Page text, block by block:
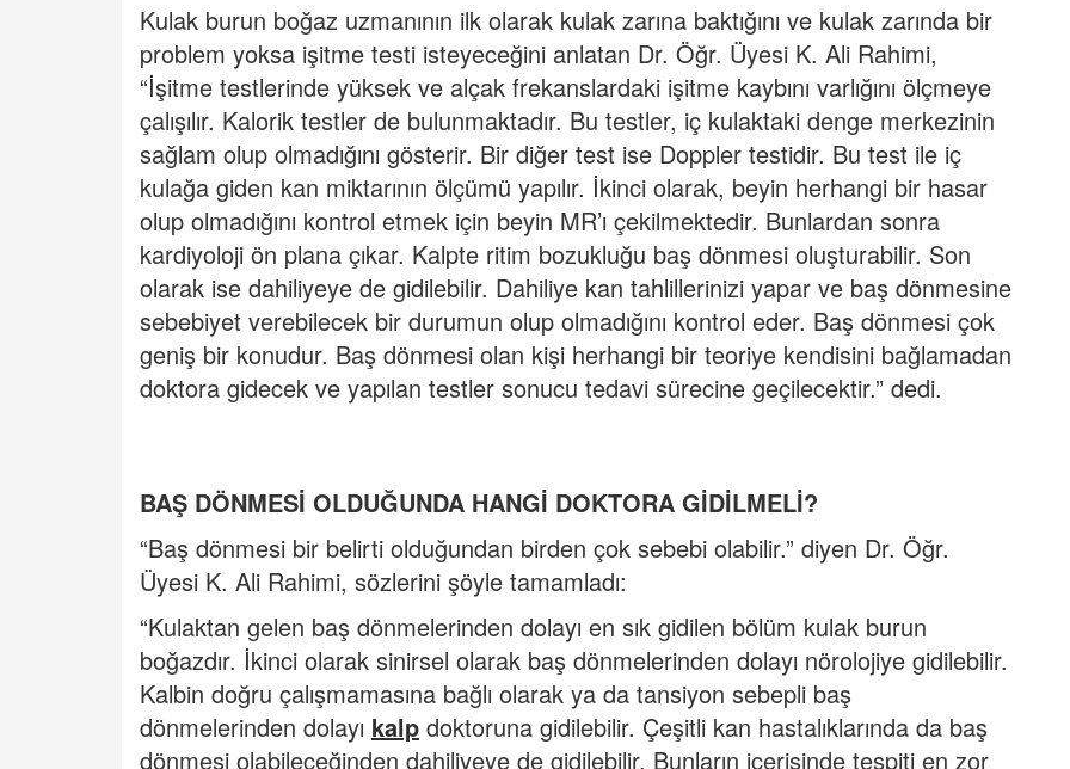
Kulak burun boğaz uzmanının ilk olarak kulak zarına baktığını ve kulak zarında bir
problem yoksa işitme testi isteyeceğini anlatan Dr. Öğr. Üyesi K. Ali Rahimi,
“İşitme testlerinde yüksek ve alçak frekanslardaki işitme kaybını varlığını ölçmeye
çalışılır. Kalorik testler de bulunmaktadır. Bu testler, iç kulaktaki denge merkezinin
sağlam olup olmadığını gösterir. Bir diğer test ise Doppler testidir. Bu test ile iç
kulağa giden kan miktarının ölçümü yapılır. İkinci olarak, beyin herhangi bir hasar
olup olmadığını kontrol etmek için beyin MR’ı çekilmektedir. Bunlardan sonra
kardiyoloji ön plana çıkar. Kalpte ritim bozukluğu baş dönmesi oluşturabilir. Son
olarak ise dahiliyeye de gidilebilir. Dahiliye kan tahlillerinizi yapar ve baş dönmesine
sebebiyet verebilecek bir durumun olup olmadığını kontrol eder. Baş dönmesi çok
geniş bir konudur. Baş dönmesi olan kişi herhangi bir teoriye kendisini bağlamadan
doktora gidecek ve yapılan testler sonucu tedavi sürecine geçilecektir.” dedi.
BAŞ DÖNMESİ OLDUĞUNDA HANGİ DOKTORA GİDİLMELİ?
“Baş dönmesi bir belirti olduğundan birden çok sebebi olabilir.” diyen Dr. Öğr.
Üyesi K. Ali Rahimi, sözlerini şöyle tamamladı:
“Kulaktan gelen baş dönmelerinden dolayı en sık gidilen bölüm kulak burun
boğazdır. İkinci olarak sinirsel olarak baş dönmelerinden dolayı nörolojiye gidilebilir.
Kalbin doğru çalışmamasına bağlı olarak ya da tansiyon sebepli baş
dönmelerinden dolayı kalp doktoruna gidilebilir. Çeşitli kan hastalıklarında da baş
dönmesi olabileceğinden dahiliyeye de gidilebilir. Bunların içerisinde tespiti en zor